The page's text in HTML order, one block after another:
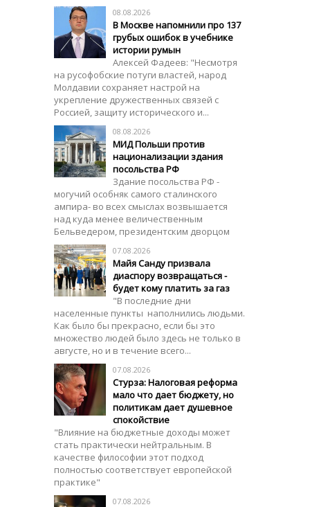
08.08.2026
В Москве напомнили про 137
грубых ошибок в учебнике
истории румын
Алексей Фадеев: "Несмотря
на русофобские потуги властей, народ
Молдавии сохраняет настрой на
укрепление дружественных связей с
Россией, защиту исторического и...
08.08.2026
МИД Польши против
национализации здания
посольства РФ
Здание посольства РФ -
могучий особняк самого сталинского
ампира- во всех смыслах возвышается
над куда менее величественным
Бельведером, президентским дворцом
07.08.2026
Майя Санду призвала
диаспору возвращаться -
будет кому платить за газ
"В последние дни
населенные пункты наполнились людьми.
Как было бы прекрасно, если бы это
множество людей было здесь не только в
августе, но и в течение всего...
07.08.2026
Стурза: Налоговая реформа
мало что дает бюджету, но
политикам дает душевное
спокойствие
"Влияние на бюджетные доходы может
стать практически нейтральным. В
качестве философии этот подход
полностью соответствует европейской
практике"
07.08.2026